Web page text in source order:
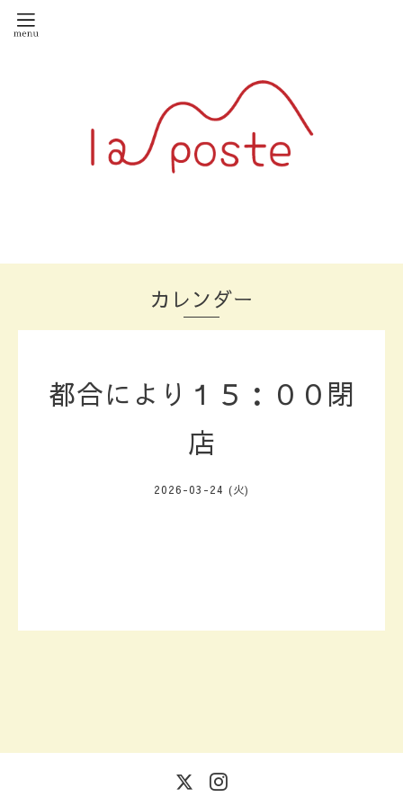
カレンダー
都合により１５：００閉
店
2026-03-24 (火)